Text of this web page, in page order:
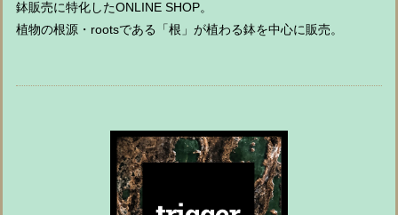
鉢販売に特化したONLINE SHOP。
植物の根源・rootsである「根」が植わる鉢を中心に販売。